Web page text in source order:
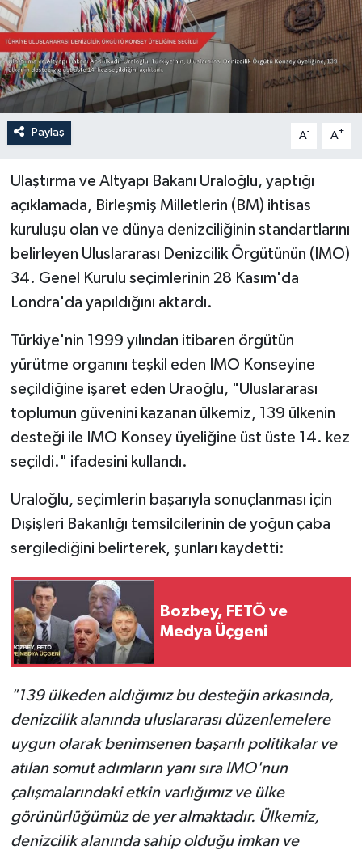
Paylaş A- A+
Ulaştırma ve Altyapı Bakanı Uraloğlu, yaptığı
açıklamada, Birleşmiş Milletlerin (BM) ihtisas
kuruluşu olan ve dünya denizciliğinin standartlarını
belirleyen Uluslararası Denizcilik Örgütünün (IMO)
34. Genel Kurulu seçimlerinin 28 Kasım'da
Londra'da yapıldığını aktardı.
Türkiye'nin 1999 yılından itibaren örgütün
yürütme organını teşkil eden IMO Konseyine
seçildiğine işaret eden Uraoğlu, "Uluslararası
toplumun güvenini kazanan ülkemiz, 139 ülkenin
desteği ile IMO Konsey üyeliğine üst üste 14. kez
seçildi." ifadesini kullandı.
Uraloğlu, seçimlerin başarıyla sonuçlanması için
Dışişleri Bakanlığı temsilcilerinin de yoğun çaba
sergilediğini belirterek, şunları kaydetti:
Bozbey, FETÖ ve
Medya Üçgeni
"139 ülkeden aldığımız bu desteğin arkasında,
denizcilik alanında uluslararası düzenlemelere
uygun olarak benimsenen başarılı politikalar ve
atılan somut adımların yanı sıra IMO'nun
çalışmalarındaki etkin varlığımız ve ülke
görünürlüğümüz de yer almaktadır. Ülkemiz,
denizcilik alanında sahip olduğu imkan ve
Türkiye